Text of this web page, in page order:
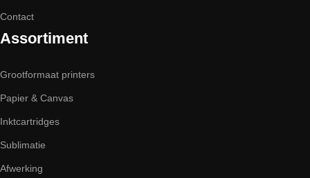
Contact
Assortiment
Grootformaat printers
Papier & Canvas
Inktcartridges
Sublimatie
Afwerking